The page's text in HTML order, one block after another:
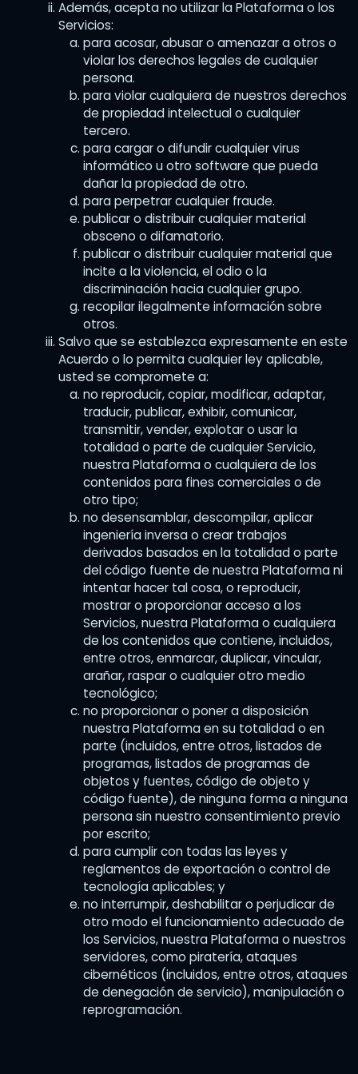
Además, acepta no utilizar la Plataforma o los
Servicios:
para acosar, abusar o amenazar a otros o
violar los derechos legales de cualquier
persona.
para violar cualquiera de nuestros derechos
de propiedad intelectual o cualquier
tercero.
para cargar o difundir cualquier virus
informático u otro software que pueda
dañar la propiedad de otro.
para perpetrar cualquier fraude.
publicar o distribuir cualquier material
obsceno o difamatorio.
publicar o distribuir cualquier material que
incite a la violencia, el odio o la
discriminación hacia cualquier grupo.
recopilar ilegalmente información sobre
otros.
Salvo que se establezca expresamente en este
Acuerdo o lo permita cualquier ley aplicable,
usted se compromete a:
no reproducir, copiar, modificar, adaptar,
traducir, publicar, exhibir, comunicar,
transmitir, vender, explotar o usar la
totalidad o parte de cualquier Servicio,
nuestra Plataforma o cualquiera de los
contenidos para fines comerciales o de
otro tipo;
no desensamblar, descompilar, aplicar
ingeniería inversa o crear trabajos
derivados basados ​​en la totalidad o parte
del código fuente de nuestra Plataforma ni
intentar hacer tal cosa, o reproducir,
mostrar o proporcionar acceso a los
Servicios, nuestra Plataforma o cualquiera
de los contenidos que contiene, incluidos,
entre otros, enmarcar, duplicar, vincular,
arañar, raspar o cualquier otro medio
tecnológico;
no proporcionar o poner a disposición
nuestra Plataforma en su totalidad o en
parte (incluidos, entre otros, listados de
programas, listados de programas de
objetos y fuentes, código de objeto y
código fuente), de ninguna forma a ninguna
persona sin nuestro consentimiento previo
por escrito;
para cumplir con todas las leyes y
reglamentos de exportación o control de
tecnología aplicables; y
no interrumpir, deshabilitar o perjudicar de
otro modo el funcionamiento adecuado de
los Servicios, nuestra Plataforma o nuestros
servidores, como piratería, ataques
cibernéticos (incluidos, entre otros, ataques
de denegación de servicio), manipulación o
reprogramación.